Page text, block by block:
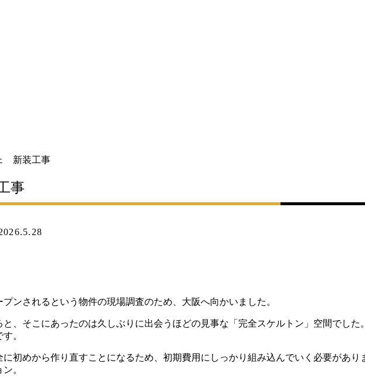
新装工事
事
ンされるという物件の現場調査のため、大阪へ向かいました。
、そこにあったのは久しぶりに出会うほどの見事な「完全スケルトン」空間でし
。
初めから作り直すことになるため、初期費用にしっかり組み込んでいく必要があ
。